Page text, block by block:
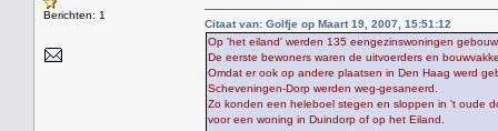
Berichten: 1
Citaat van: Golfje op Maart 19, 2007, 15:51:12
Op 'het eiland' werden 135 eengezinswoningen
De eerste bewoners waren de uitvoerders en
Omdat er ook op andere plaatsen in Den Haag werd
Scheveningen-Dorp werden weg-gesaneerd.
Zo konden een heleboel stegen en sloppen in 't oude
voor een woning in Duindorp of op het Eiland.